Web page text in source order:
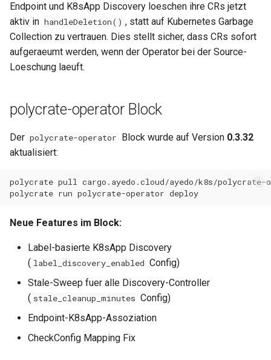
Endpoint und K8sApp Discovery loeschen ihre CRs jetzt
aktiv in handleDeletion() , statt auf Kubernetes Garbage
Collection zu vertrauen. Dies stellt sicher, dass CRs sofort
aufgeraeumt werden, wenn der Operator bei der Source-
Loeschung laeuft.
polycrate-operator Block
Der polycrate-operator Block wurde auf Version 0.3.32
aktualisiert:
polycrate pull
polycrate run polycrate-operator
Neue Features im Block:
Label-basierte K8sApp Discovery
( label_discovery_enabled Config)
Stale-Sweep fuer alle Discovery-Controller
( stale_cleanup_minutes Config)
Endpoint-K8sApp-Assoziation
CheckConfig Mapping Fix